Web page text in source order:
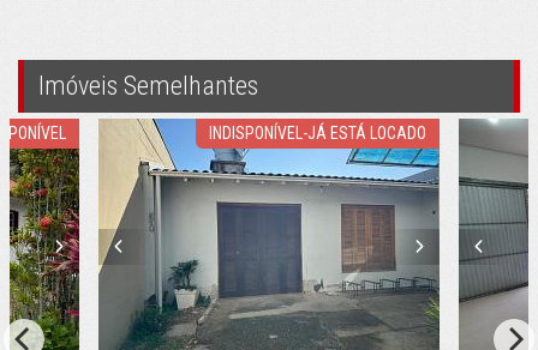
Imóveis Semelhantes
INDISPONÍVEL-JÁ ESTÁ LOCADO